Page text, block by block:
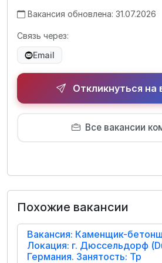
Вакансия обновлена: 31.07.2026
Связь через:
Email
Откликнуться на
Все вакансии
Похожие вакансии
Вакансия: Каменщик-
Локация: г. Дюссельдорф
Германия. Занятость: Тр